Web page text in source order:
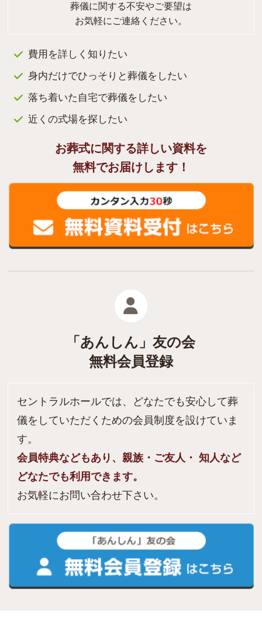
葬儀に関する不安やご要望は
お気軽にご連絡ください。
費用を詳しく知りたい
身内だけでひっそりと葬儀をしたい
落ち着いた自宅で葬儀をしたい
近くの式場を探したい
お葬式に関する詳しい資料を
無料でお届けします！
「あんしん」友の会
無料会員登録
セントラルホールでは、どなたでも安心して葬
儀をしていただくための会員制度を設けていま
す。
会員特典などもあり、親族・ご友人・ 知人など
どなたでも利用できます。
お気軽にお問い合わせ下さい。